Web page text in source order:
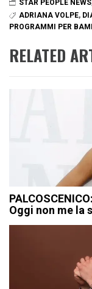
STAR PEOPLE NEWS
ADRIANA VOLPE,
PROGRAMMI PER
RELATED
Oggi non me la